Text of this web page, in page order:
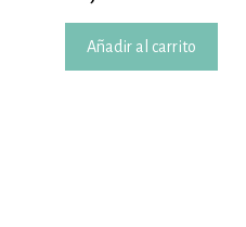
Añadir al carrito